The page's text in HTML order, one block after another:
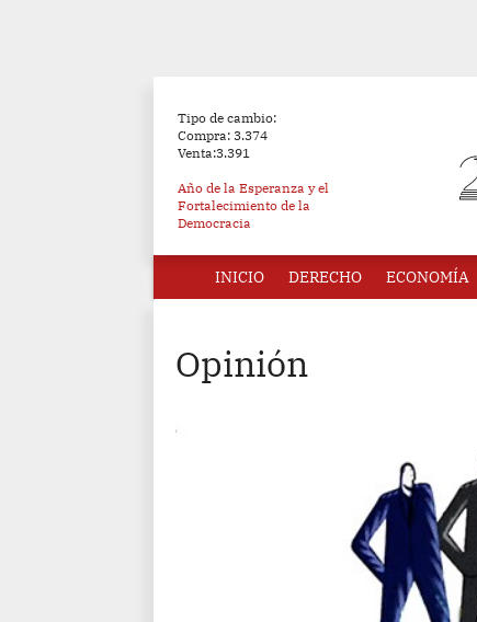
Tipo de cambio:
Compra: 3.374
Venta:3.391
Año de la Esperanza y el
Fortalecimiento de la
Democracia
INICIO DERECHO ECONOMÍA
Opinión